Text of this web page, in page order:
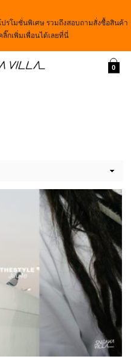
ปรโมชั่นพิเศษ รวมถึงสอบถามสั่งซื้อสินค้า
กเพิ่มเพื่อนได้เลยที่นี่
0